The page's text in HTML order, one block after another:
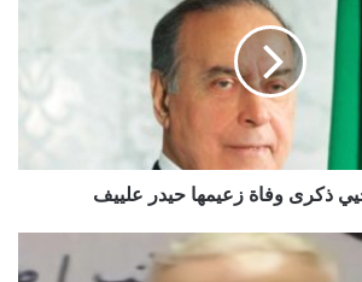
ذكرى وفاة زعيمها حيدر علييف